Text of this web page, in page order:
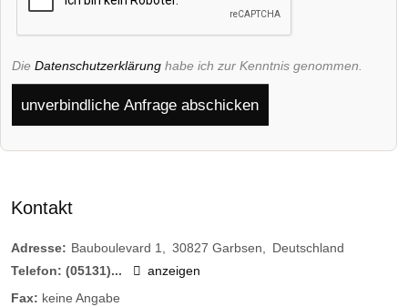
Die Datenschutzerklärung habe ich zur Kenntnis genommen.
unverbindliche Anfrage abschicken
Kontakt
Adresse: Bauboulevard 1 30827 Garbsen
Deutschland
Telefon: (05131)...
anzeigen
Fax: keine Angabe